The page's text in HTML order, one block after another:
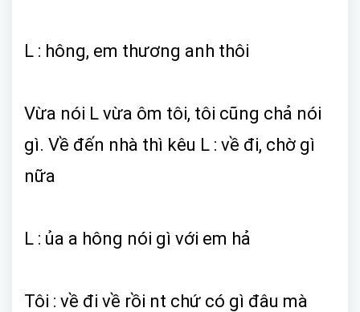
L : hông, em thương anh thôi
Vừa nói L vừa ôm tôi, tôi cũng chả nói
gì. Về đến nhà thì kêu L : về đi, chờ gì
nữa
L : ủa a hông nói gì với em hả
Tôi : về đi về rồi nt chứ có gì đâu mà